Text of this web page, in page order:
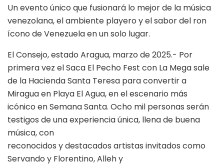
Un evento único que fusionará lo mejor de la música
venezolana, el ambiente playero y el sabor del ron
ícono de Venezuela en un solo lugar.
El Consejo, estado Aragua, marzo de 2025.- Por
primera vez el Saca El Pecho Fest con La Mega sale
de la Hacienda Santa Teresa para convertir a
Miragua en Playa El Agua, en el escenario más
icónico en Semana Santa. Ocho mil personas serán
testigos de una experiencia única, llena de buena
música, con
reconocidos y destacados artistas invitados como
Servando y Florentino, Alleh y